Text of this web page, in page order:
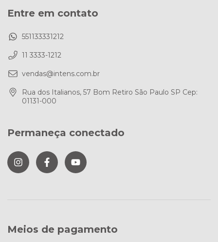
Entre em contato
551133331212
11 3333-1212
vendas@intens.com.br
Rua dos Italianos, 57 Bom Retiro São Paulo SP Cep:
01131-000
Permaneça conectado
Meios de pagamento